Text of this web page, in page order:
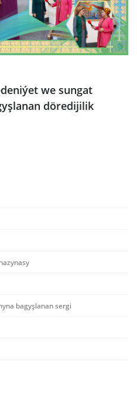
we sungat
döredijilik
bagyşlanan sergi